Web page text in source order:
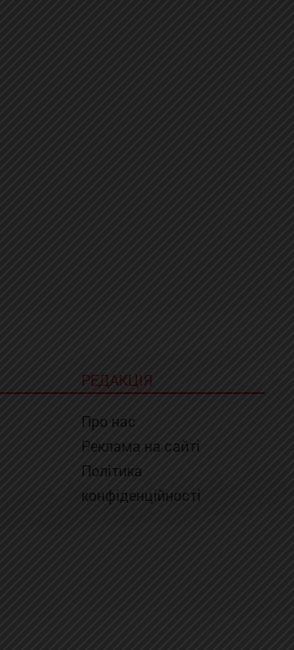
РЕДАКЦІЯ
Про нас
Реклама на сайті
Політика
конфіденційності